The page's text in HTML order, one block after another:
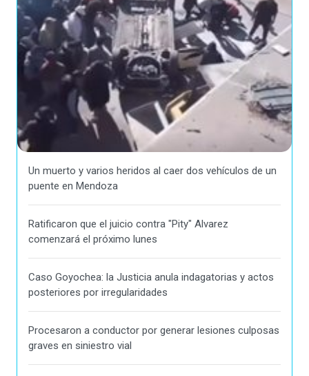
Un muerto y varios heridos al caer dos vehículos de un
puente en Mendoza
Ratificaron que el juicio contra "Pity" Alvarez
comenzará el próximo lunes
Caso Goyochea: la Justicia anula indagatorias y actos
posteriores por irregularidades
Procesaron a conductor por generar lesiones culposas
graves en siniestro vial